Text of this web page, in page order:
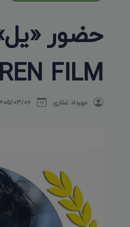
FILM
مهرداد غفاری ۱۴۰۵/۰۳/